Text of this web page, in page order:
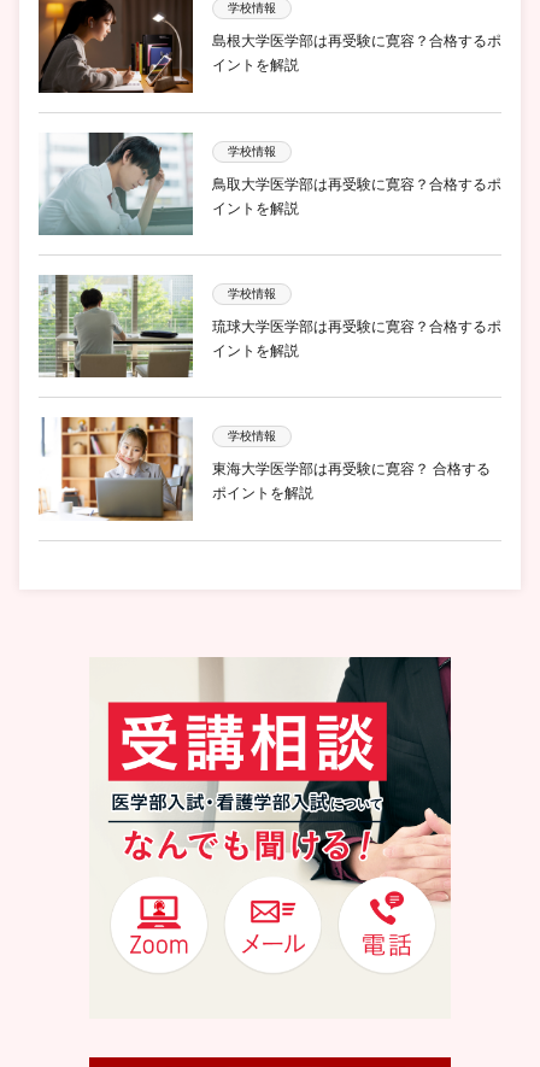
学校情報
島根大学医学部は再受験に寛容？合格するポ
イントを解説
学校情報
鳥取大学医学部は再受験に寛容？合格するポ
イントを解説
学校情報
琉球大学医学部は再受験に寛容？合格するポ
イントを解説
学校情報
東海大学医学部は再受験に寛容？ 合格する
ポイントを解説